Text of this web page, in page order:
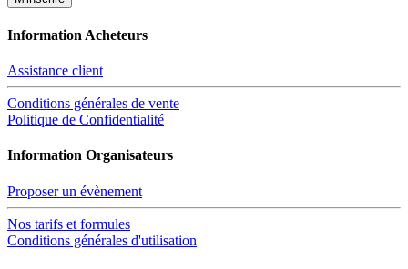
Information Acheteurs
Assistance client
Conditions générales de vente
Politique de Confidentialité
Information Organisateurs
Proposer un évènement
Nos tarifs et formules
Conditions générales d'utilisation